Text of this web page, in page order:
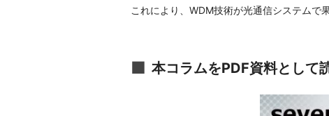
これにより、WDM技術が光通信システムで
本コラムをPDF資料として